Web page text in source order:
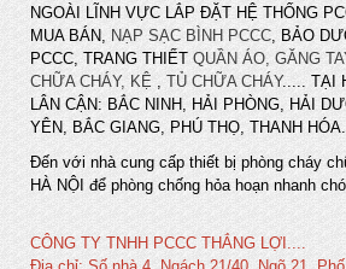
NGOÀI LĨNH VỰC LẮP ĐẶT HỆ THỐNG
MUA BÁN, NẠP SẠC BÌNH PCCC , BẢO
PCCC, TRANG THIẾT QUẦN ÁO, GĂNG
CHỮA CHÁY, KỆ
TỦ CHỮA CHÁY..... TẠI
LÂN CẬN: BẮC NINH, HẢI PHÒNG, HẢI
YÊN, BẮC GIANG, PHÚ THỌ, THANH
Đến với nhà cung cấp thiết bị phòng cháy
HÀ NỘI để phòng chống hỏa hoạn nhanh
CÔNG TY TNHH PCCC THẮNG LỢI....